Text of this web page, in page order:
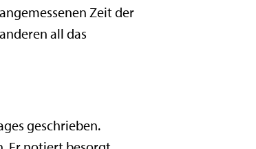
Zeit der
all das
geschrieben.